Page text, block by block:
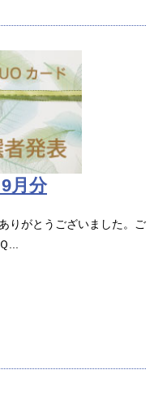
月分
りがとうございました。ご
...